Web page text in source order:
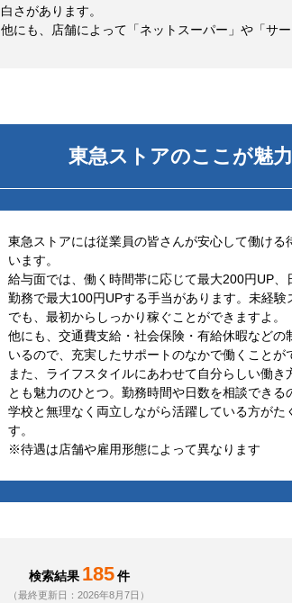
白さがあります。
他にも、店舗によって「ネットスーパー」や「サ
東急ストアのここが魅力
東急ストアには従業員の皆さんが安心して働ける
います。
給与面では、働く時間帯に応じて最大200円UP、
勤務で最大100円UPする手当があります。未経験
でも、最初からしっかり稼ぐことができますよ。
他にも、交通費支給・社会保険・有給休暇などの
いるので、充実したサポートのなかで働くことが
また、ライフスタイルにあわせて自分らしい働き
とも魅力のひとつ。勤務時間や日数を相談できる
学校と無理なく両立しながら活躍している方がた
す。
※待遇は店舗や雇用形態によって異なります
検索結果 185 件
（最終更新日：2026年8月7日）